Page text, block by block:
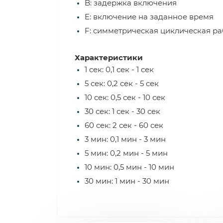
B: задержка включения
E: включение на заданное время
F: симметрическая циклическая
Характеристики
1 сек: 0,1 сек - 1 сек
5 сек: 0,2 сек - 5 сек
10 сек: 0,5 сек - 10 сек
30 сек: 1 сек - 30 сек
60 сек: 2 сек - 60 сек
3 мин: 0,1 мин - 3 мин
5 мин: 0,2 мин - 5 мин
10 мин: 0,5 мин - 10 мин
30 мин: 1 мин - 30 мин